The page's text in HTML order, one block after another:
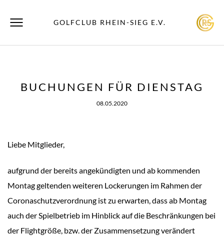
GOLFCLUB RHEIN-SIEG E.V.
BUCHUNGEN FÜR DIENSTAG
08.05.2020
Liebe Mitglieder,
aufgrund der bereits angekündigten und ab kommenden
Montag geltenden weiteren Lockerungen im Rahmen der
Coronaschutzverordnung ist zu erwarten, dass ab Montag
auch der Spielbetrieb im Hinblick auf die Beschränkungen bei
der Flightgröße, bzw. der Zusammensetzung verändert